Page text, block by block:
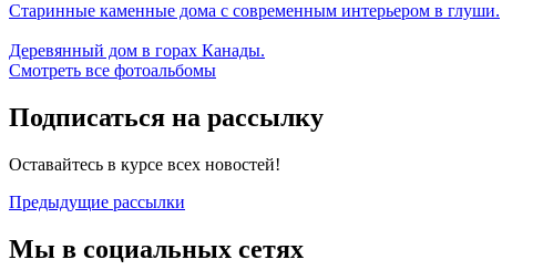
Старинные каменные дома с современным интерьером в глуши.
Деревянный дом в горах Канады.
Смотреть все фотоальбомы
Подписаться на рассылку
Оставайтесь в курсе всех новостей!
Предыдущие рассылки
Мы в социальных сетях